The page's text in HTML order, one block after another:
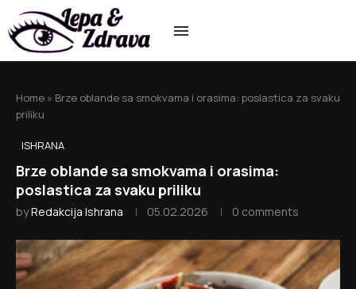
Home » Brze oblande sa smokvama i orasima: poslastica za svaku
priliku
ISHRANA
Brze oblande sa smokvama i orasima:
poslastica za svaku priliku
byRedakcija Ishrana 05.02.2026 0 comments